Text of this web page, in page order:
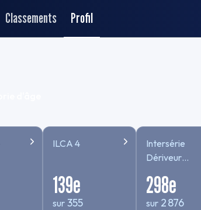
Classements Profil
ILCA 4
139e
sur 355
Intersérie
Dériveur
COMPENSE
298e
sur 2 876